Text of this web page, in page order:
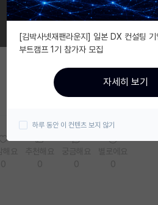
[김박사넷재팬라운지] 일본 DX 컨설팅
부트캠프 1기 참가자 모집
자세히 보기
하루 동안 이 컨텐츠 보지 않기